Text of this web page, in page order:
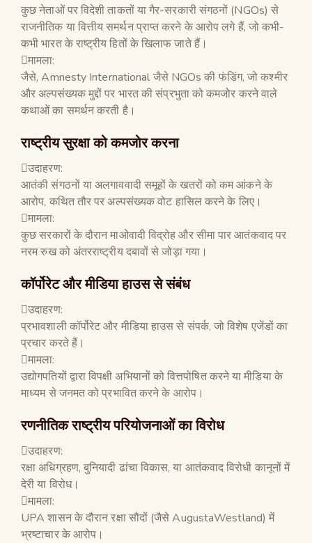
कुछ नेताओं पर विदेशी ताकतों या गैर-सरकारी संगठनों (NGOs) से
राजनीतिक या वित्तीय समर्थन प्राप्त करने के आरोप लगे हैं, जो कभी-
कभी भारत के राष्ट्रीय हितों के खिलाफ जाते हैं।
मामला:
जैसे, Amnesty International जैसे NGOs की फंडिंग, जो कश्मीर
और अल्पसंख्यक मुद्दों पर भारत की संप्रभुता को कमजोर करने वाले
कथाओं का समर्थन करती है।
राष्ट्रीय सुरक्षा को कमजोर करना
उदाहरण:
आतंकी संगठनों या अलगाववादी समूहों के खतरों को कम आंकने के
आरोप, कथित तौर पर अल्पसंख्यक वोट हासिल करने के लिए।
मामला:
कुछ सरकारों के दौरान माओवादी विद्रोह और सीमा पार आतंकवाद पर
नरम रुख को अंतरराष्ट्रीय दबावों से जोड़ा गया।
कॉर्पोरेट और मीडिया हाउस से संबंध
उदाहरण:
प्रभावशाली कॉर्पोरेट और मीडिया हाउस से संपर्क, जो विशेष एजेंडों का
प्रचार करते हैं।
मामला:
उद्योगपतियों द्वारा विपक्षी अभियानों को वित्तपोषित करने या मीडिया के
माध्यम से जनमत को प्रभावित करने के आरोप।
रणनीतिक राष्ट्रीय परियोजनाओं का विरोध
उदाहरण:
रक्षा अधिग्रहण, बुनियादी ढांचा विकास, या आतंकवाद विरोधी कानूनों में
देरी या विरोध।
मामला:
UPA शासन के दौरान रक्षा सौदों (जैसे AugustaWestland) में
भ्रष्टाचार के आरोप।